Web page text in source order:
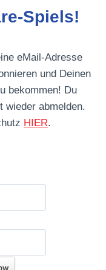
Spiels!
eMail-Adresse
und Deinen
bekommen! Du
wieder abmelden.
HIER.